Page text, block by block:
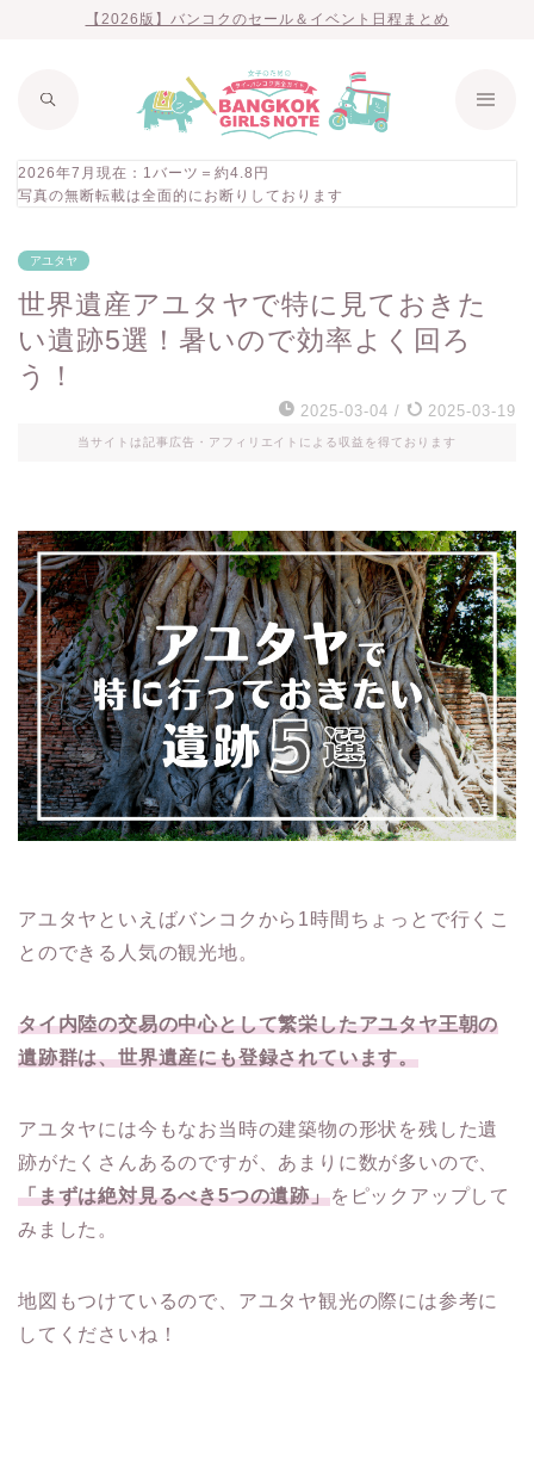
【2026版】バンコクのセール＆イベント日程まとめ
2026年7月現在：1バーツ＝約4.8円
写真の無断転載は全面的にお断りしております
アユタヤ
世界遺産アユタヤで特に見ておきた
い遺跡5選！暑いので効率よく回ろ
う！
2025-03-04 / 2025-03-19
当サイトは記事広告・アフィリエイトによる収益を得ております
アユタヤといえばバンコクから1時間ちょっとで行くこ
とのできる人気の観光地。
タイ内陸の交易の中心として繁栄したアユタヤ王朝の
遺跡群は、世界遺産にも登録されています。
アユタヤには今もなお当時の建築物の形状を残した遺
跡がたくさんあるのですが、あまりに数が多いので、
「まずは絶対見るべき5つの遺跡」をピックアップして
みました。
地図もつけているので、アユタヤ観光の際には参考に
してくださいね！